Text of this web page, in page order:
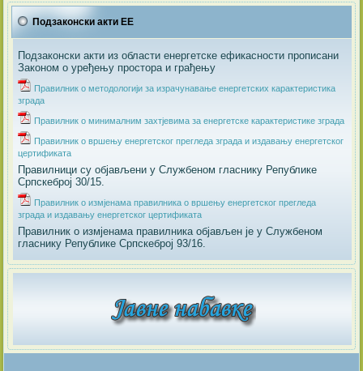
Подзаконски акти ЕЕ
Подзаконски акти из области енергетске ефикасности прописани
Законом о уређењу простора и грађењу
Правилник о методологији за израчунавање енергетских карактеристика
зграда
Правилник о минималним захтјевима за енергетске карактеристике зграда
Правилник о вршењу енергетског прегледа зграда и издавању енергетског
цертификата
Правилници су објављени у Службеном гласнику Републике
Српскеброј 30/15.
Правилник о измјенама правилника о вршењу енергетског прегледа
зграда и издавању енергетског цертификата
Правилник о измјенама правилника објављен је у Службеном
гласнику Републике Српскеброј 93/16.